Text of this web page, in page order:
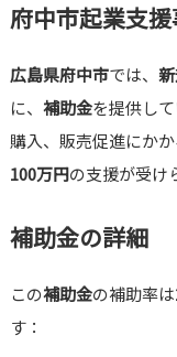
府中市起業支
広島県府中市では、
に、 補助金を提供し
購入、販売促進にか
100万円の支援が受け
補助金の詳細
この補助金の補助率は
す：